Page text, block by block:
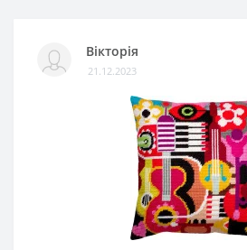
Вікторія
21.12.2023